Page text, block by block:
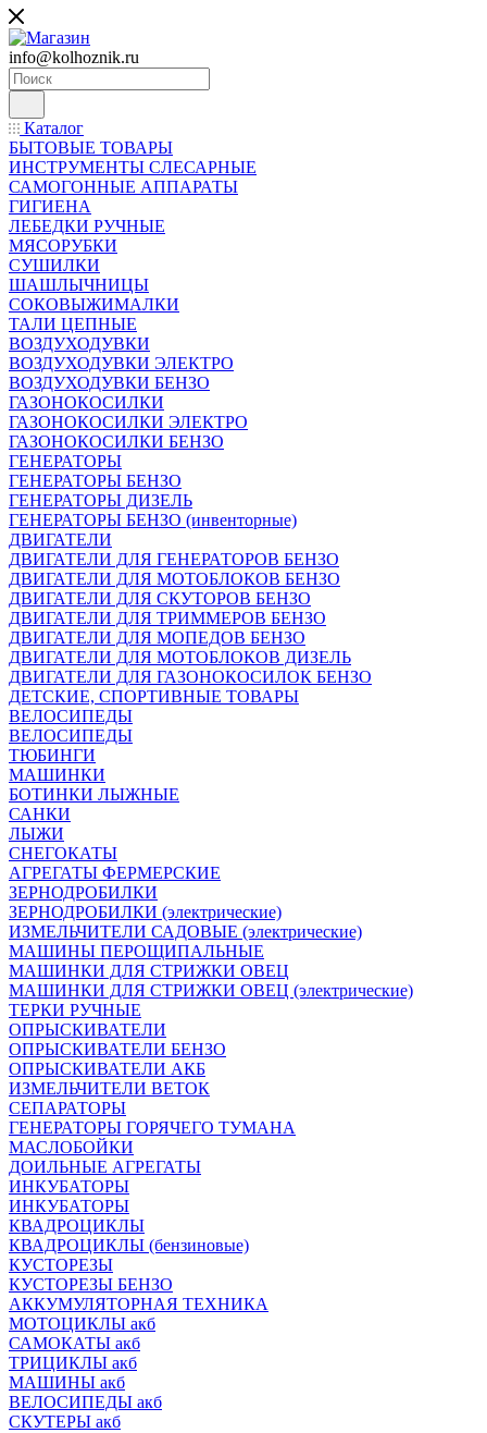
info@kolhoznik.ru
Каталог
БЫТОВЫЕ ТОВАРЫ
ИНСТРУМЕНТЫ СЛЕСАРНЫЕ
САМОГОННЫЕ АППАРАТЫ
ГИГИЕНА
ЛЕБЕДКИ РУЧНЫЕ
МЯСОРУБКИ
СУШИЛКИ
ШАШЛЫЧНИЦЫ
СОКОВЫЖИМАЛКИ
ТАЛИ ЦЕПНЫЕ
ВОЗДУХОДУВКИ
ВОЗДУХОДУВКИ ЭЛЕКТРО
ВОЗДУХОДУВКИ БЕНЗО
ГАЗОНОКОСИЛКИ
ГАЗОНОКОСИЛКИ ЭЛЕКТРО
ГАЗОНОКОСИЛКИ БЕНЗО
ГЕНЕРАТОРЫ
ГЕНЕРАТОРЫ БЕНЗО
ГЕНЕРАТОРЫ ДИЗЕЛЬ
ГЕНЕРАТОРЫ БЕНЗО (инвенторные)
ДВИГАТЕЛИ
ДВИГАТЕЛИ ДЛЯ ГЕНЕРАТОРОВ БЕНЗО
ДВИГАТЕЛИ ДЛЯ МОТОБЛОКОВ БЕНЗО
ДВИГАТЕЛИ ДЛЯ СКУТОРОВ БЕНЗО
ДВИГАТЕЛИ ДЛЯ ТРИММЕРОВ БЕНЗО
ДВИГАТЕЛИ ДЛЯ МОПЕДОВ БЕНЗО
ДВИГАТЕЛИ ДЛЯ МОТОБЛОКОВ ДИЗЕЛЬ
ДВИГАТЕЛИ ДЛЯ ГАЗОНОКОСИЛОК БЕНЗО
ДЕТСКИЕ, СПОРТИВНЫЕ ТОВАРЫ
ВЕЛОСИПЕДЫ
ВЕЛОСИПЕДЫ
ТЮБИНГИ
МАШИНКИ
БОТИНКИ ЛЫЖНЫЕ
САНКИ
ЛЫЖИ
СНЕГОКАТЫ
АГРЕГАТЫ ФЕРМЕРСКИЕ
ЗЕРНОДРОБИЛКИ
ЗЕРНОДРОБИЛКИ (электрические)
ИЗМЕЛЬЧИТЕЛИ САДОВЫЕ (электрические)
МАШИНЫ ПЕРОЩИПАЛЬНЫЕ
МАШИНКИ ДЛЯ СТРИЖКИ ОВЕЦ
МАШИНКИ ДЛЯ СТРИЖКИ ОВЕЦ (электрические)
ТЕРКИ РУЧНЫЕ
ОПРЫСКИВАТЕЛИ
ОПРЫСКИВАТЕЛИ БЕНЗО
ОПРЫСКИВАТЕЛИ АКБ
ИЗМЕЛЬЧИТЕЛИ ВЕТОК
СЕПАРАТОРЫ
ГЕНЕРАТОРЫ ГОРЯЧЕГО ТУМАНА
МАСЛОБОЙКИ
ДОИЛЬНЫЕ АГРЕГАТЫ
ИНКУБАТОРЫ
ИНКУБАТОРЫ
КВАДРОЦИКЛЫ
КВАДРОЦИКЛЫ (бензиновые)
КУСТОРЕЗЫ
КУСТОРЕЗЫ БЕНЗО
АККУМУЛЯТОРНАЯ ТЕХНИКА
МОТОЦИКЛЫ акб
САМОКАТЫ акб
ТРИЦИКЛЫ акб
МАШИНЫ акб
ВЕЛОСИПЕДЫ акб
СКУТЕРЫ акб